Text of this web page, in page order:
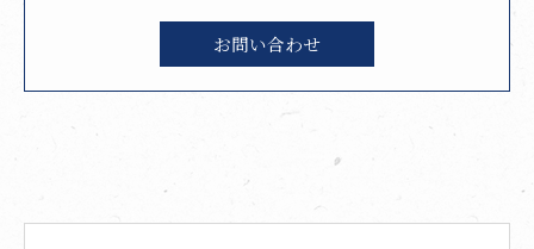
お問い合わせ